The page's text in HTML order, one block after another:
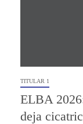
TITULAR 1
ELBA
deja